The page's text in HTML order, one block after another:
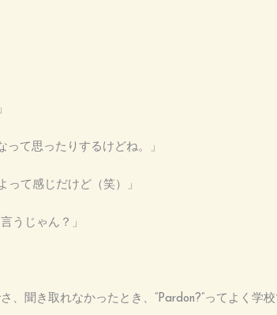
って思ったりするけどね。」
って感じだけど（笑）」
うじゃん？」
聞き取れなかったとき、“Pardon?”ってよく学校